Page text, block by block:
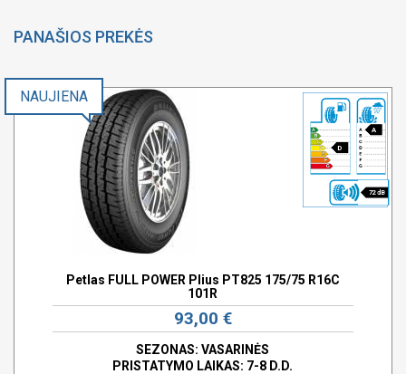
PANAŠIOS PREKĖS
D
A
72 dB
NAUJIENA
Petlas FULL POWER Plius PT825 175/75 R16C
101R
93,00 €
SEZONAS: VASARINĖS
PRISTATYMO LAIKAS: 7-8 D.D.